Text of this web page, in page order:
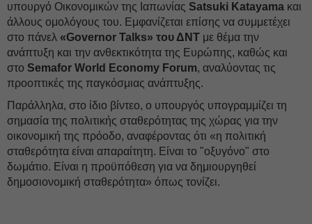
υπουργό Οικονομικών της Ιαπωνίας Satsuki Katayama και
άλλους ομολόγους του. Εμφανίζεται επίσης να συμμετέχει
στο πάνελ «Governor Talks» του ΔΝΤ με θέμα την
ανάπτυξη και την ανθεκτικότητα της Ευρώπης, καθώς και
στο Semafor World Economy Forum, αναλύοντας τις
προοπτικές της παγκόσμιας ανάπτυξης.
Παράλληλα, στο ίδιο βίντεο, ο υπουργός υπογραμμίζει τη
σημασία της πολιτικής σταθερότητας της χώρας για την
οικονομική της πρόοδο, αναφέροντας ότι «η πολιτική
σταθερότητα είναι απαραίτητη. Είναι το "οξυγόνο" στο
δωμάτιο. Είναι η προϋπόθεση για να δημιουργηθεί
δημοσιονομική σταθερότητα» όπως τονίζει.